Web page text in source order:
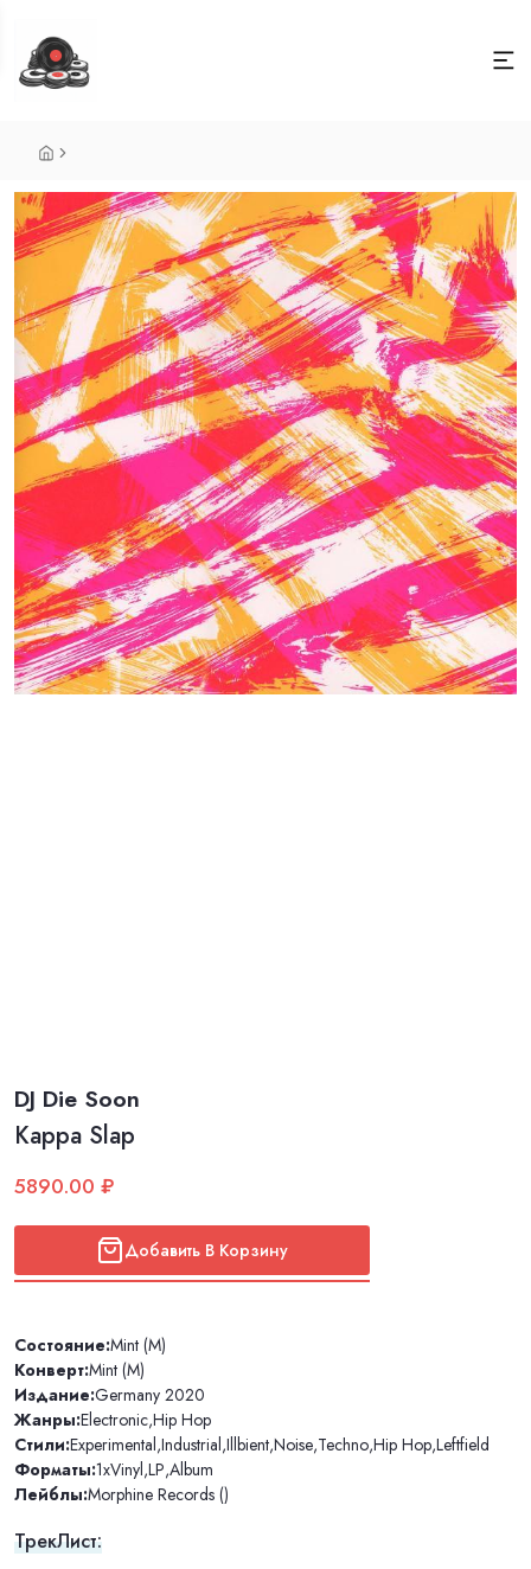
DJ Die Soon
Kappa Slap
5890.00 ₽
Добавить В Корзину
Состояние:Mint (M)
Конверт:Mint (M)
Издание:Germany 2020
Жанры:Electronic,Hip Hop
Стили:Experimental,Industrial,Illbient,Noise,Techno,Hip Hop,Leftfield
Форматы:1xVinyl,LP,Album
Лейблы:Morphine Records ()
ТрекЛист: